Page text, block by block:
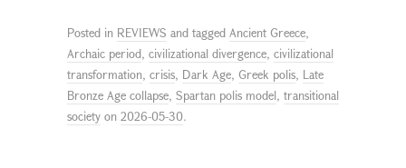
Posted in REVIEWS and tagged Ancient Greece,
Archaic period, civilizational divergence, civilizational
transformation, crisis, Dark Age, Greek polis, Late
Bronze Age collapse, Spartan polis model, transitional
society on 2026-05-30.